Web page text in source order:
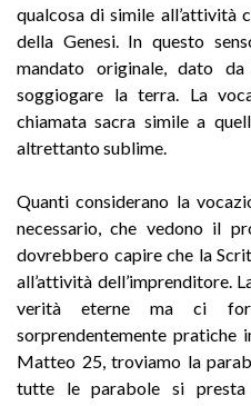
qualcosa di simile
della Genesi. In questo
mandato originale, dato
soggiogare la terra. La
chiamata sacra simile a
altrettanto sublime.
Quanti considerano la
necessario, che vedono il
dovrebbero capire che la
all’attività dell’imprenditore.
verità eterne ma ci
sorprendentemente
Matteo 25, troviamo la
tutte le parabole si